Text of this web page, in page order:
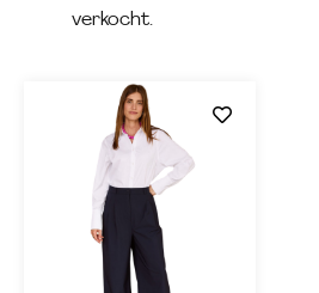
verkocht.